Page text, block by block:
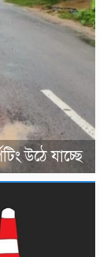
উঠে যাচ্ছে